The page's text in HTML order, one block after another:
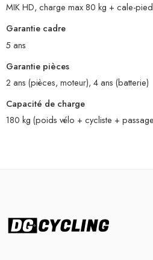
MIK HD, charge max 80 kg + cale-
Garantie cadre
5 ans
Garantie pièces
2 ans (pièces, moteur), 4 ans (batterie)
Capacité de charge
180 kg (poids vélo + cycliste +